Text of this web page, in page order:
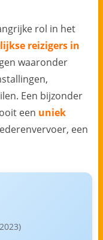
rol in het
reizigers in
waaronder
Een bijzonder
een uniek
een